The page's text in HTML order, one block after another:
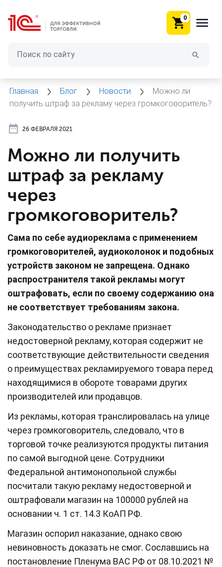
0
Главная Блог Новости
Можно ли
получить штраф за рекламу через громкоговоритель?
26 ФЕВРАЛЯ 2021
Можно ли получить
штраф за рекламу
через
громкоговоритель?
Сама по себе аудиореклама с применением
громкоговорителей, аудиоколонок и подобных
устройств законом не запрещена. Однако
распространителя такой рекламы могут
оштрафовать, если по своему содержанию она
не соответствует требованиям закона.
Законодательство о рекламе признает
недостоверной рекламу, которая содержит не
соответствующие действительности сведения
о преимуществах рекламируемого товара перед
находящимися в обороте товарами других
производителей или продавцов.
Из рекламы, которая транслировалась на улице
через громкоговоритель, следовало, что в
торговой точке реализуются продукты питания
по самой выгодной цене. Сотрудники
Федеральной антимонопольной службы
посчитали такую рекламу недостоверной и
оштрафовали магазин на 100000 рублей на
основании ч. 1 ст. 14.3 КоАП РФ.
Магазин оспорил наказание, однако свою
невиновность доказать не смог. Сославшись на
постановление Пленума ВАС РФ от 08.10.2021 №